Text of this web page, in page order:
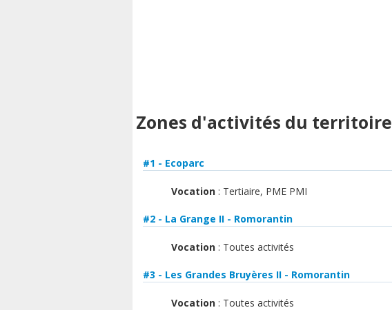
Zones d'activités du territoire
#1 - Ecoparc
Vocation : Tertiaire, PME PMI
#2 - La Grange II - Romorantin
Vocation : Toutes activités
#3 - Les Grandes Bruyères II - Romorantin
Vocation : Toutes activités